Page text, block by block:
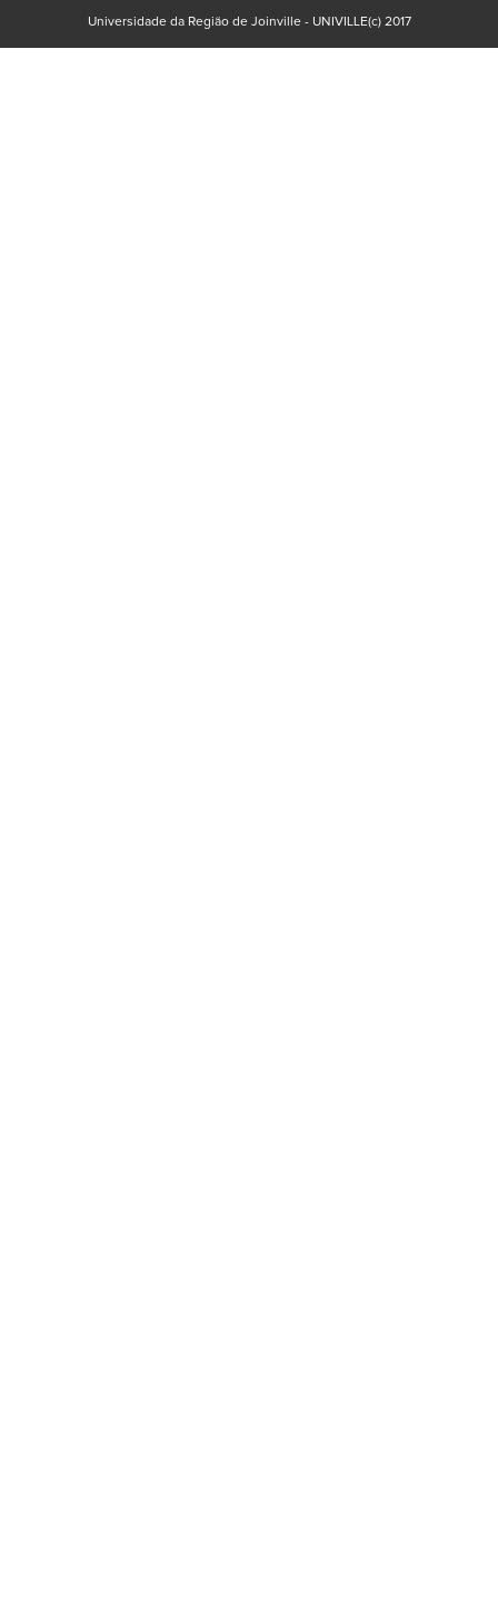
Universidade da Região de Joinville - UNIVILLE(c) 2017